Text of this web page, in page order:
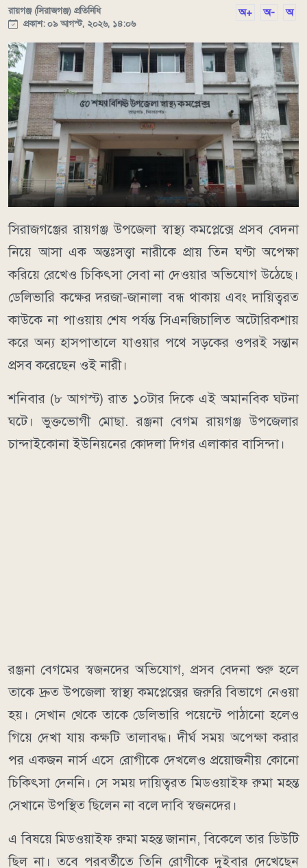
রায়গঞ্জ (সিরাজগঞ্জ) প্রতিনিধি
প্রকাশ: ০৯ আগস্ট, ২০২৬, ১৪:০৬
অ+ অ- অ
সিরাজগঞ্জের রায়গঞ্জ উপজেলা স্বাস্থ্য কমপ্লেক্সে প্রসব বেদনা
নিয়ে আসা এক অন্তঃসত্ত্বা নারীকে প্রায় তিন ঘণ্টা অপেক্ষা
করিয়ে রেখেও চিকিৎসা সেবা না দেওয়ার অভিযোগ উঠেছে।
ডেলিভারি কক্ষের দরজা-জানালা বন্ধ থাকায় এবং দায়িত্বরত
কাউকে না পাওয়ায় শেষ পর্যন্ত সিএনজিচালিত অটোরিকশায়
করে অন্য হাসপাতালে যাওয়ার পথে সড়কের ওপরই সন্তান
প্রসব করেছেন ওই নারী।
শনিবার (৮ আগস্ট) রাত ১০টার দিকে এই অমানবিক ঘটনা
ঘটে। ভুক্তভোগী মোছা. রঞ্জনা বেগম রায়গঞ্জ উপজেলার
চান্দাইকোনা ইউনিয়নের কোদলা দিগর এলাকার বাসিন্দা।
রঞ্জনা বেগমের স্বজনদের অভিযোগ, প্রসব বেদনা শুরু হলে
তাকে দ্রুত উপজেলা স্বাস্থ্য কমপ্লেক্সের জরুরি বিভাগে নেওয়া
হয়। সেখান থেকে তাকে ডেলিভারি পয়েন্টে পাঠানো হলেও
গিয়ে দেখা যায় কক্ষটি তালাবদ্ধ। দীর্ঘ সময় অপেক্ষা করার
পর একজন নার্স এসে রোগীকে দেখলেও প্রয়োজনীয় কোনো
চিকিৎসা দেননি। সে সময় দায়িত্বরত মিডওয়াইফ রুমা মহন্ত
সেখানে উপস্থিত ছিলেন না বলে দাবি স্বজনদের।
এ বিষয়ে মিডওয়াইফ রুমা মহন্ত জানান, বিকেলে তার ডিউটি
ছিল না। তবে পরবর্তীতে তিনি রোগীকে দুইবার দেখেছেন